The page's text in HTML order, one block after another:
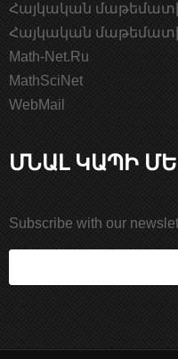
Հայկական
Հայկական
Math-Net.Ru
MathSciNet
WebMail
ՄՆԱԼ ԿԱՊԻ
Subscribe with our